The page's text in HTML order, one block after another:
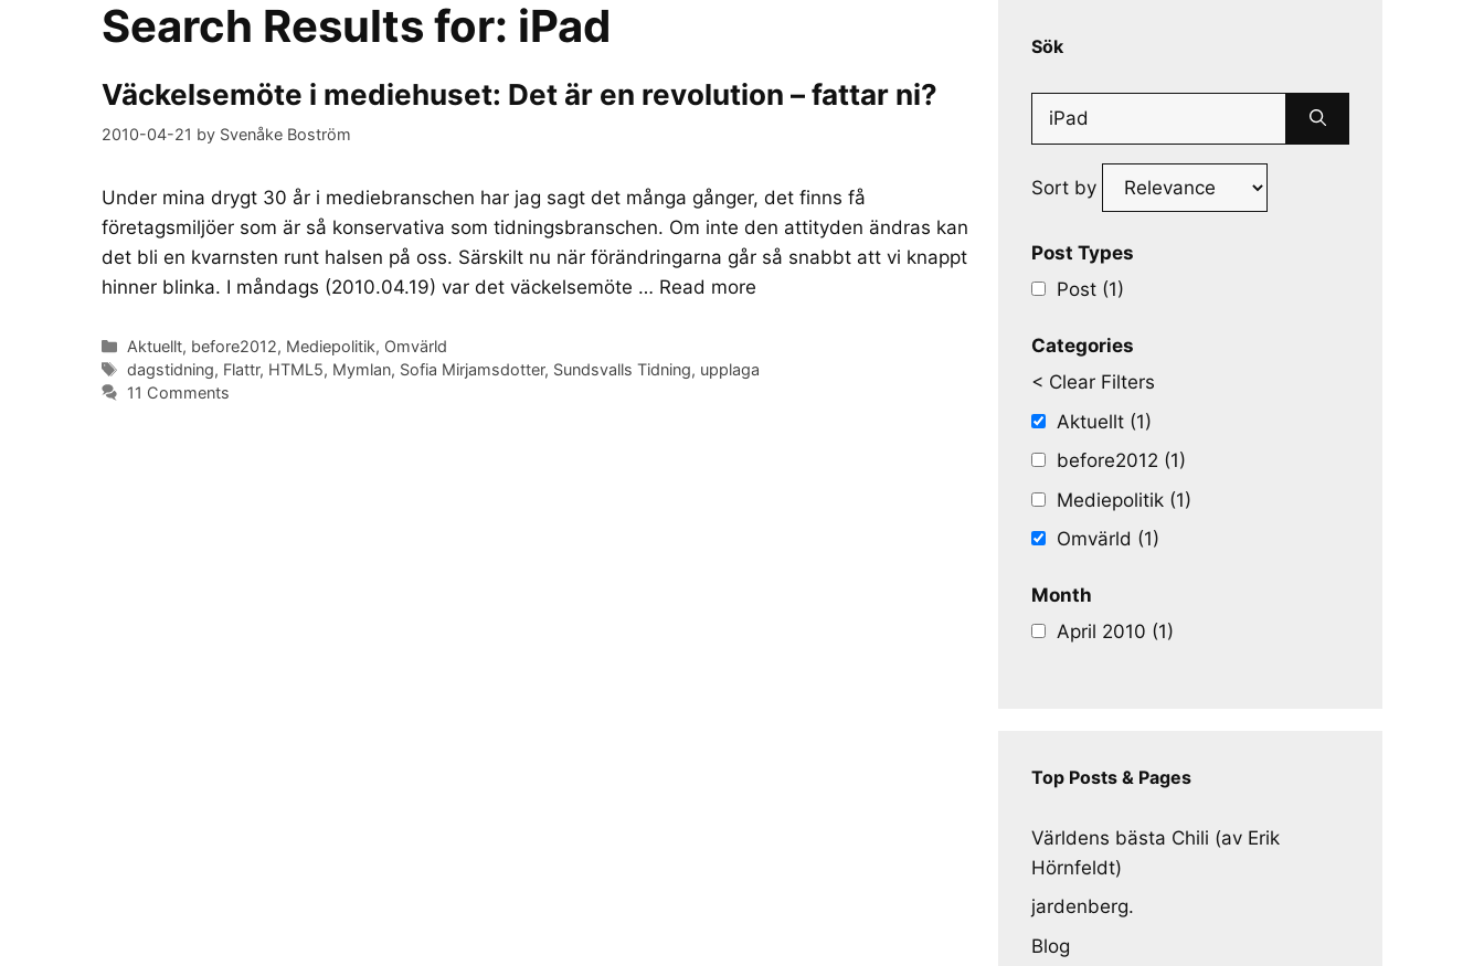
Search Results for: iPad
Väckelsemöte i mediehuset: Det är en revolution – fattar ni?
2010-04-21 by Svenåke Boström
Under mina drygt 30 år i mediebranschen har jag sagt det många gånger, det finns få
företagsmiljöer som är så konservativa som tidningsbranschen. Om inte den attityden ändras kan
det bli en kvarnsten runt halsen på oss. Särskilt nu när förändringarna går så snabbt att vi knappt
hinner blinka. I måndags (2010.04.19) var det väckelsemöte … Read more
Categories
Aktuellt, before2012, Mediepolitik, Omvärld
Tags
dagstidning, Flattr, HTML5, Mymlan, Sofia Mirjamsdotter, Sundsvalls Tidning, upplaga
11 Comments
Sök
Search
Sort by
Post Types
Post (1)
Categories
< Clear Filters
Aktuellt (1)
before2012 (1)
Mediepolitik (1)
Omvärld (1)
Month
April 2010 (1)
Top Posts & Pages
Världens bästa Chili (av Erik
Hörnfeldt)
jardenberg.
Blog